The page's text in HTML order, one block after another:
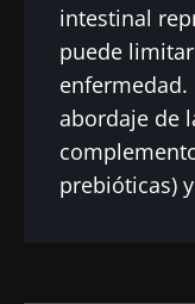
intestinal
puede
enfermedad.
abordaje de
prebióticas)